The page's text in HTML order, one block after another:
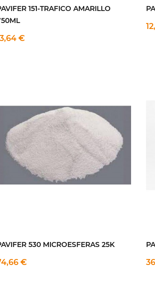
151-TRAFICO AMARILLO
€
530 MICROESFERAS 25K
€